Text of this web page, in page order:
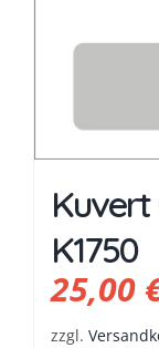
Kuvert
K1750
25,00
zzgl.